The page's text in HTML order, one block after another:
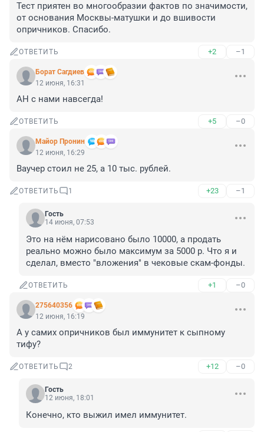
Тест приятен во многообразии фактов по значимости,
от основания Москвы-матушки и до вшивости
опричников. Спасибо.
ОТВЕТИТЬ +2 –1
Борат Сaгдиев
12 июня, 16:31
АН с нами навсегда!
ОТВЕТИТЬ +5 –0
Майор Пронин
12 июня, 16:29
Ваучер стоил не 25, а 10 тыс. рублей.
ОТВЕТИТЬ 1 +23 –1
Гость
14 июня, 07:53
Это на нём нарисовано было 10000, а продать
реально можно было максимум за 5000 р. Что я и
сделал, вместо "вложения" в чековые скам-фонды.
ОТВЕТИТЬ +1 –0
275640356
12 июня, 16:19
А у самих опричников был иммунитет к сыпному
тифу?
ОТВЕТИТЬ 2 +12 –0
Гость
12 июня, 18:01
Конечно, кто выжил имел иммунитет.